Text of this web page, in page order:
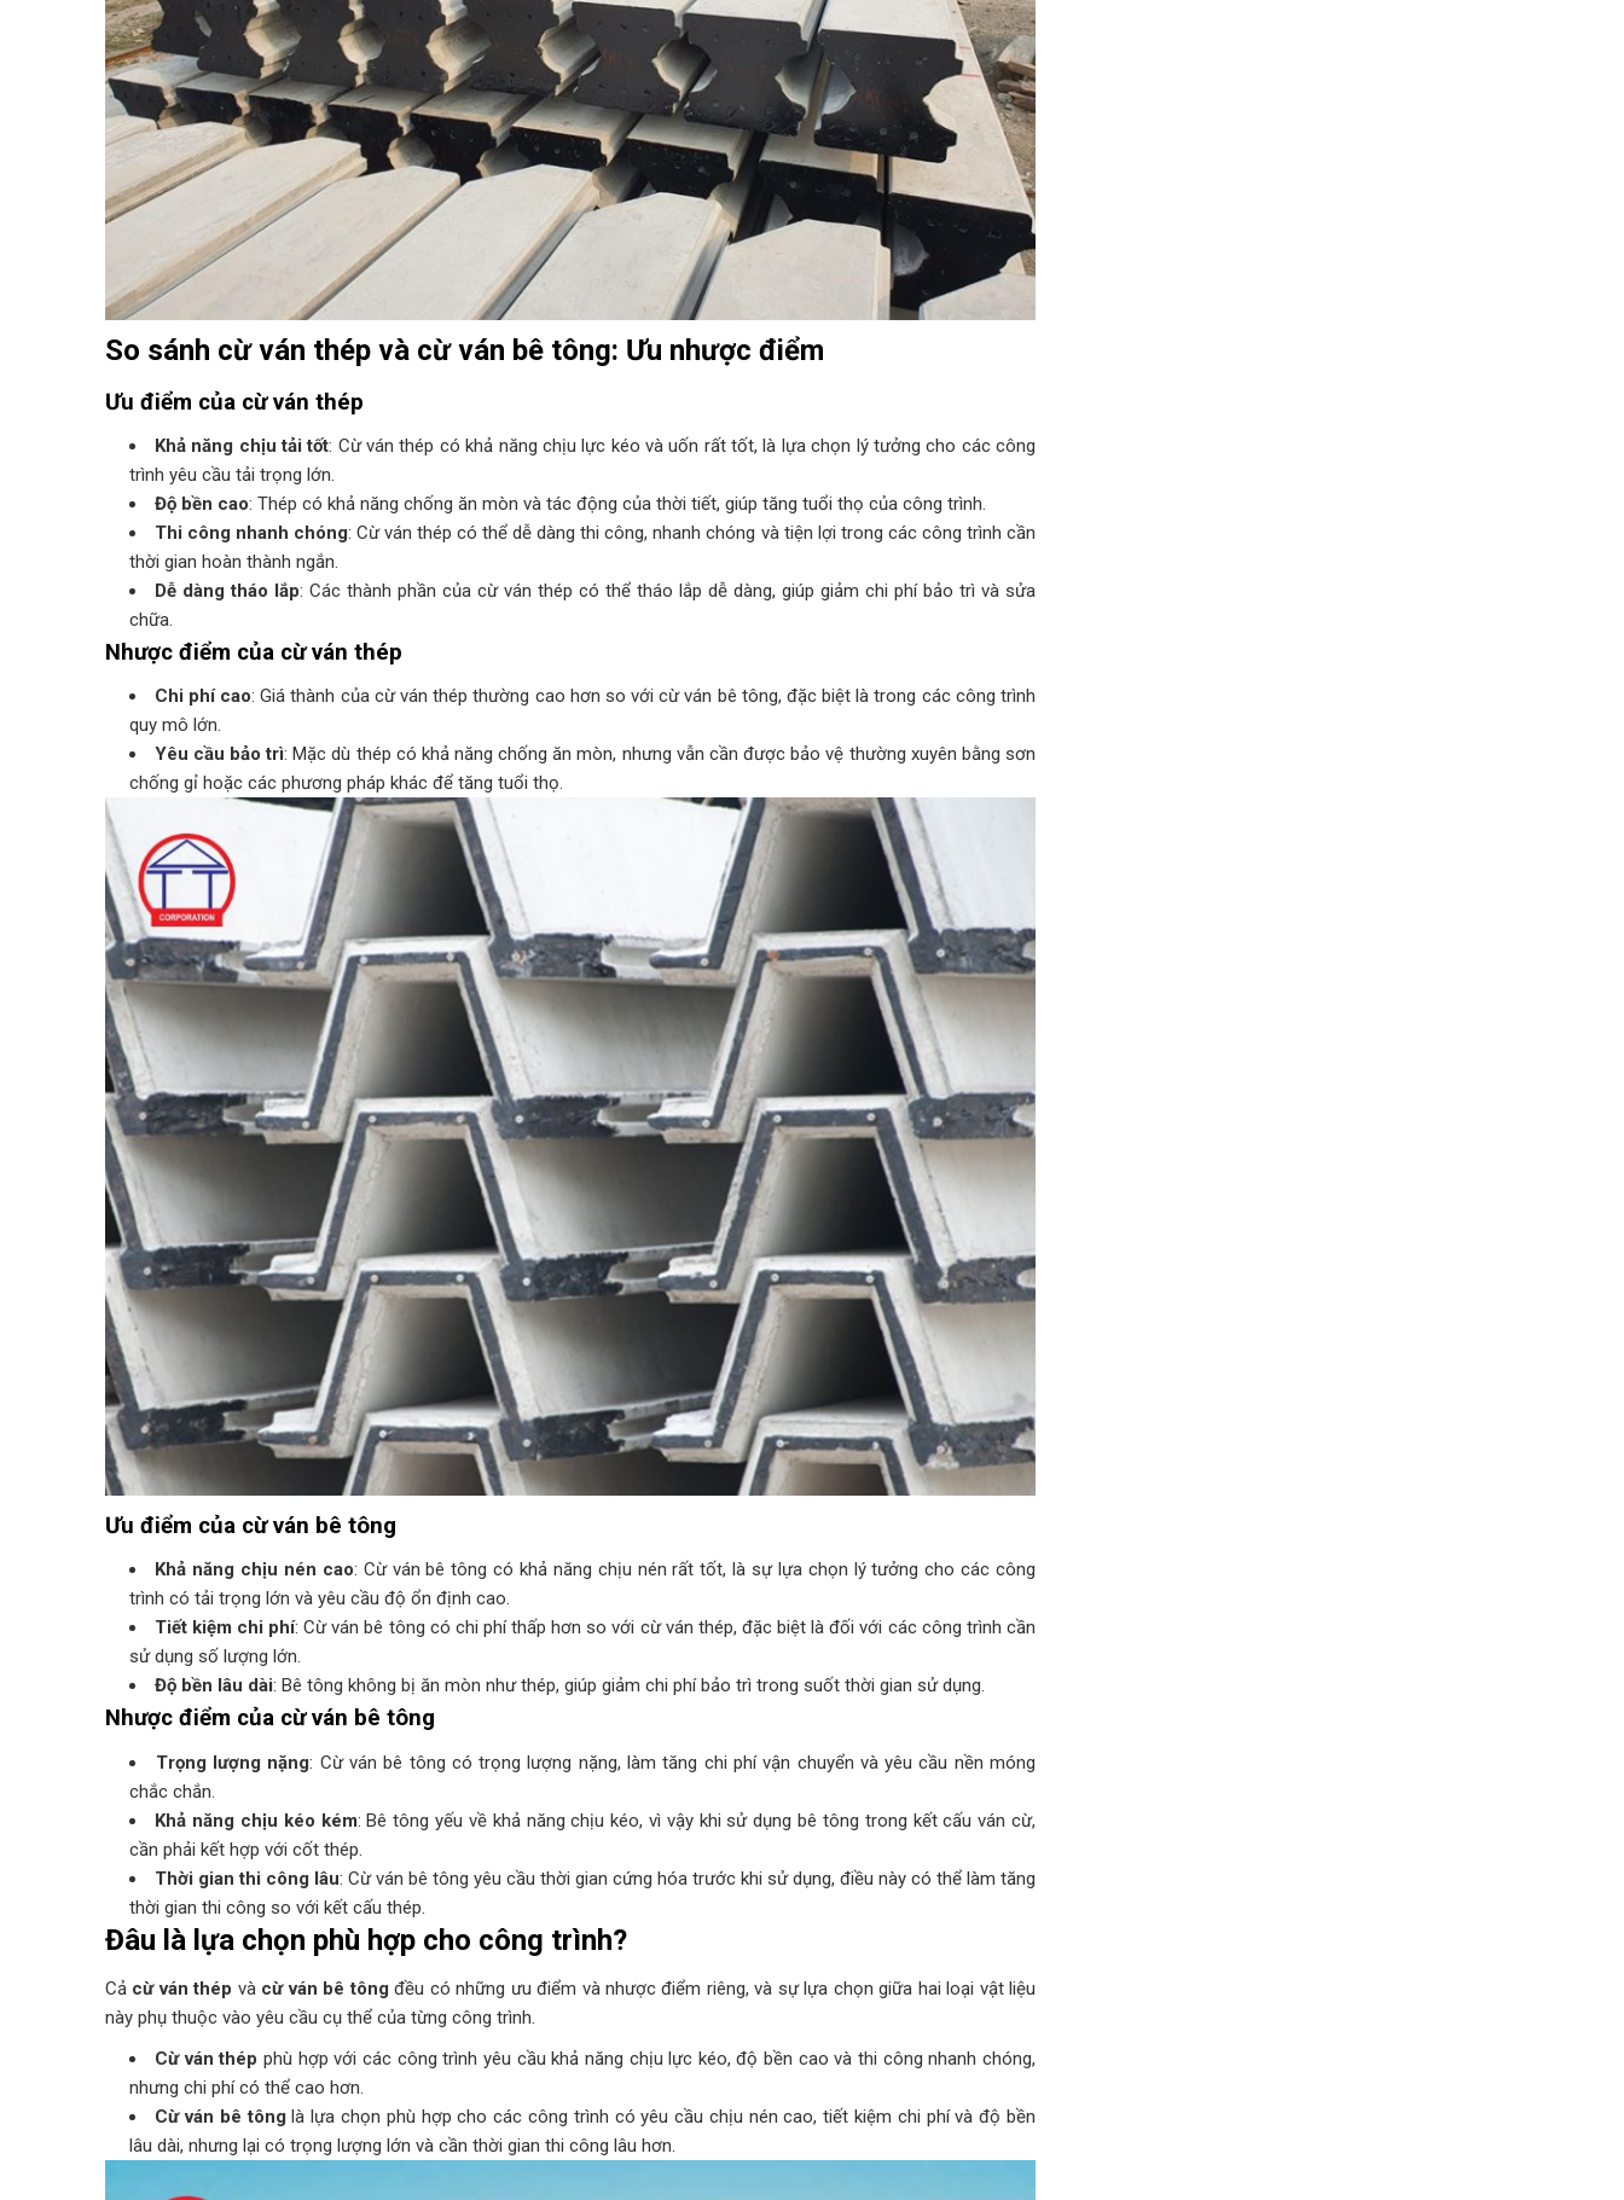
So sánh cừ ván thép và cừ ván bê tông: Ưu nhược điểm
Ưu điểm của cừ ván thép
Khả năng chịu tải tốt: Cừ ván thép có khả năng chịu lực kéo và uốn rất tốt, là lựa chọn lý tưởng cho các công
trình yêu cầu tải trọng lớn.
Độ bền cao: Thép có khả năng chống ăn mòn và tác động của thời tiết, giúp tăng tuổi thọ của công trình.
Thi công nhanh chóng: Cừ ván thép có thể dễ dàng thi công, nhanh chóng và tiện lợi trong các công trình cần
thời gian hoàn thành ngắn.
Dễ dàng tháo lắp: Các thành phần của cừ ván thép có thể tháo lắp dễ dàng, giúp giảm chi phí bảo trì và sửa
chữa.
Nhược điểm của cừ ván thép
Chi phí cao: Giá thành của cừ ván thép thường cao hơn so với cừ ván bê tông, đặc biệt là trong các công trình
quy mô lớn.
Yêu cầu bảo trì: Mặc dù thép có khả năng chống ăn mòn, nhưng vẫn cần được bảo vệ thường xuyên bằng sơn
chống gỉ hoặc các phương pháp khác để tăng tuổi thọ.
Ưu điểm của cừ ván bê tông
Khả năng chịu nén cao: Cừ ván bê tông có khả năng chịu nén rất tốt, là sự lựa chọn lý tưởng cho các công
trình có tải trọng lớn và yêu cầu độ ổn định cao.
Tiết kiệm chi phí: Cừ ván bê tông có chi phí thấp hơn so với cừ ván thép, đặc biệt là đối với các công trình cần
sử dụng số lượng lớn.
Độ bền lâu dài: Bê tông không bị ăn mòn như thép, giúp giảm chi phí bảo trì trong suốt thời gian sử dụng.
Nhược điểm của cừ ván bê tông
Trọng lượng nặng: Cừ ván bê tông có trọng lượng nặng, làm tăng chi phí vận chuyển và yêu cầu nền móng
chắc chắn.
Khả năng chịu kéo kém: Bê tông yếu về khả năng chịu kéo, vì vậy khi sử dụng bê tông trong kết cấu ván cừ,
cần phải kết hợp với cốt thép.
Thời gian thi công lâu: Cừ ván bê tông yêu cầu thời gian cứng hóa trước khi sử dụng, điều này có thể làm tăng
thời gian thi công so với kết cấu thép.
Đâu là lựa chọn phù hợp cho công trình?
Cả cừ ván thép và cừ ván bê tông đều có những ưu điểm và nhược điểm riêng, và sự lựa chọn giữa hai loại vật liệu
này phụ thuộc vào yêu cầu cụ thể của từng công trình.
Cừ ván thép phù hợp với các công trình yêu cầu khả năng chịu lực kéo, độ bền cao và thi công nhanh chóng,
nhưng chi phí có thể cao hơn.
Cừ ván bê tông là lựa chọn phù hợp cho các công trình có yêu cầu chịu nén cao, tiết kiệm chi phí và độ bền
lâu dài, nhưng lại có trọng lượng lớn và cần thời gian thi công lâu hơn.